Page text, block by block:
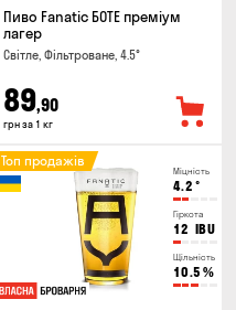
Пиво Fanatic БОТЕ преміум
лагер
Світле, Фільтроване, 4.5°
89,90
грн за 1 кг
Міцність
4.2 °
Гіркота
12 IBU
Щільність
10.5 %
Топ продажів